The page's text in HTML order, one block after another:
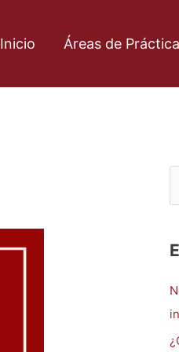
Inicio Áreas de Práctica
c
a
r